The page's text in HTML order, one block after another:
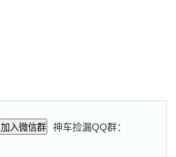
加入微信群
神车捡漏QQ群：